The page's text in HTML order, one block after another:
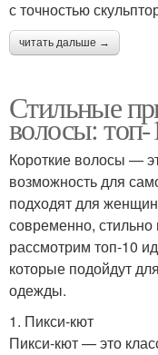
с точностью
читать дальше →
Стильные
волосы:
Короткие волосы —
возможность для
подходят для
современно,
рассмотрим топ-10
которые подойдут
одежды.
1. Пикси-кют
Пикси-кют — это